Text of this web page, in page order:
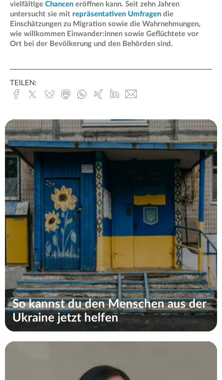
vielfältige Chancen eröffnen kann. Seit zehn Jahren
untersucht sie mit repräsentativen Umfragen die
Einschätzungen zu Migration sowie die Wahrnehmungen,
wie willkommen Einwander:innen sowie Geflüchtete vor
Ort bei der Bevölkerung und den Behörden sind.
TEILEN:
Facebook
x.com BlueskyMastodonWhatsapp
Xing
Linked
So kannst du den Menschen aus der
Ukraine jetzt helfen